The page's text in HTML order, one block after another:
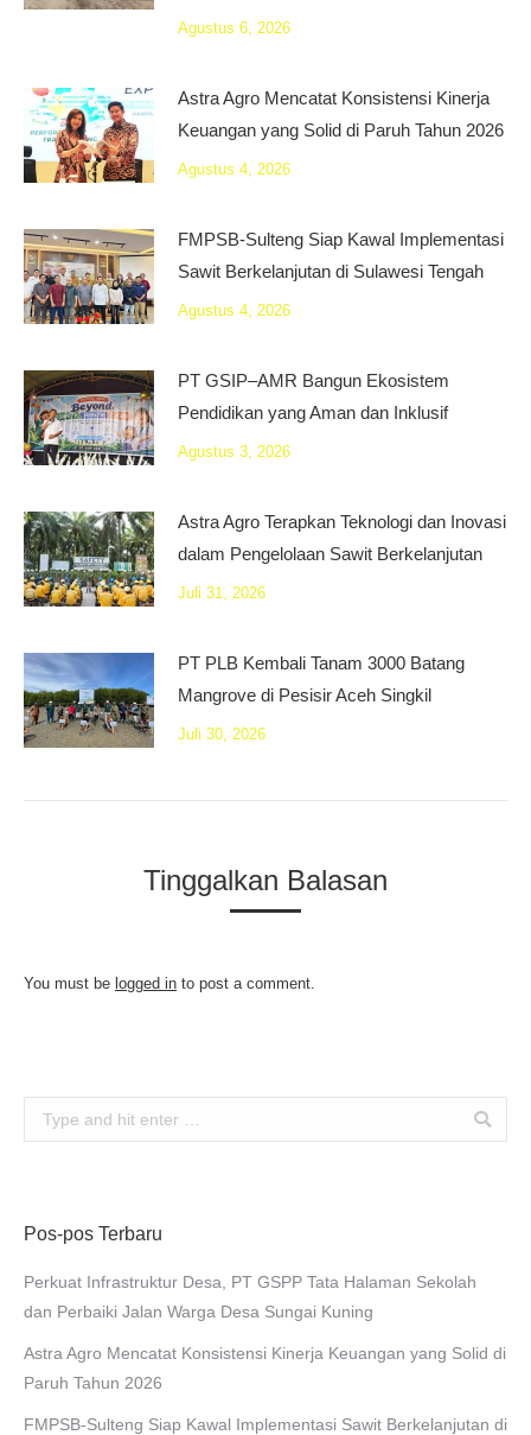
Agustus 6, 2026
Astra Agro Mencatat Konsistensi Kinerja
Keuangan yang Solid di Paruh Tahun 2026
Agustus 4, 2026
FMPSB-Sulteng Siap Kawal Implementasi
Sawit Berkelanjutan di Sulawesi Tengah
Agustus 4, 2026
PT GSIP–AMR Bangun Ekosistem
Pendidikan yang Aman dan Inklusif
Agustus 3, 2026
Astra Agro Terapkan Teknologi dan Inovasi
dalam Pengelolaan Sawit Berkelanjutan
Juli 31, 2026
PT PLB Kembali Tanam 3000 Batang
Mangrove di Pesisir Aceh Singkil
Juli 30, 2026
Tinggalkan Balasan
You must be logged in to post a comment.
Search:
Pos-pos Terbaru
Perkuat Infrastruktur Desa, PT GSPP Tata Halaman Sekolah
dan Perbaiki Jalan Warga Desa Sungai Kuning
Astra Agro Mencatat Konsistensi Kinerja Keuangan yang Solid di
Paruh Tahun 2026
FMPSB-Sulteng Siap Kawal Implementasi Sawit Berkelanjutan di